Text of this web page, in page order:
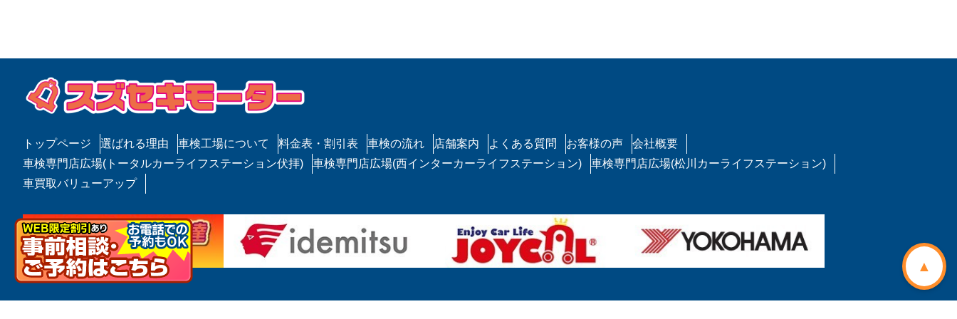
▲
ー
シ
ョ
トップページ 選ばれる理由 車検工場について 料金表・割引表 車検の流れ 店舗案内 よくある質問 お客様の声
会社概要
車検専門店広場(トータルカーライフステーション伏拝)
車検専門店広場(西インターカーライフステーション)
車検専門店広場(松川カーライフステーション)
車買取バリューアップ